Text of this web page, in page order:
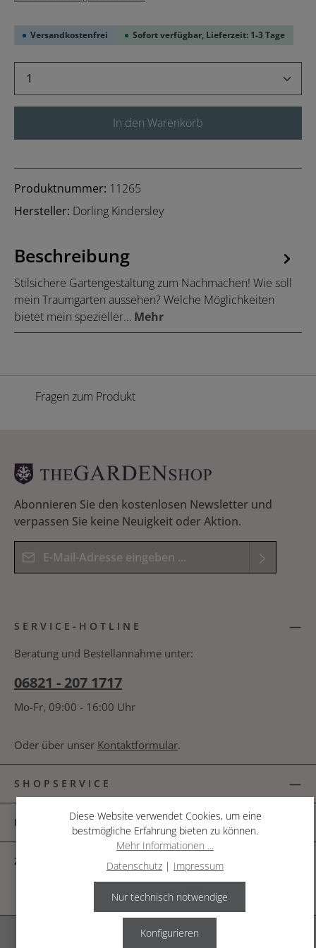
Versandkostenfrei Sofort verfügbar, Lieferzeit: 1-3 Tage
Produkt Anzahl: Gib den gewünschten
In den Warenkorb
Produktnummer: 11265
Hersteller: Dorling Kindersley
Beschreibung
Stilsichere Gartengestaltung zum Nachmachen! Wie soll
mein Traumgarten aussehen? Welche Möglichkeiten
bietet mein spezieller… Mehr
Fragen zum Produkt
Abonnieren Sie den kostenlosen Newsletter und
verpassen Sie keine Neuigkeit oder Aktion.
E-Mail-Adresse*
Kenntnis genommen und die
Bitte geben Sie das Ergebnis der Gleichung in das
SERVICE-HOTLINE
Beratung und Bestellannahme unter:
06821 - 207 1717
Mo-Fr, 09:00 - 16:00 Uhr
Oder über unser Kontaktformular.
SHOPSERVICE
INFORMATIONEN
ZAHLUNGSARTEN
Alle Preise inkl. gesetzl. Mehrwertsteuer zzgl.
Diese Website verwendet Cookies, um eine
bestmögliche Erfahrung bieten zu können.
Mehr Informationen ...
Datenschutz | Impressum
Nur technisch notwendige
Konfigurieren